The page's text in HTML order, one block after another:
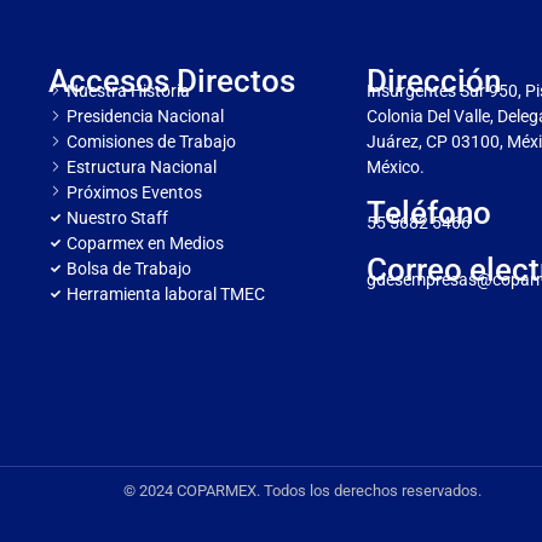
Accesos Directos
Nuestra Historia
Presidencia Nacional
Comisiones de Trabajo
Estructura Nacional
Próximos Eventos
Nuestro Staff
Coparmex en Medios
Bolsa de Trabajo
Herramienta laboral TMEC
Dirección
Insurgentes Sur 950,
Colonia Del Valle,
Juárez, CP 03100,
México.
Teléfono
55 5682 5466
Correo
© 2024 COPARMEX. Todos los derechos reservados.